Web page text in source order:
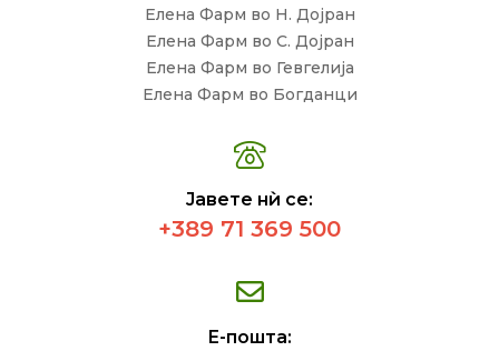
Елена Фарм во Н. Дојран
Елена Фарм во С. Дојран
Елена Фарм во Гевгелија
Елена Фарм во Богданци
Јавете нѝ се:
+389 71 369 500
Е-пошта: